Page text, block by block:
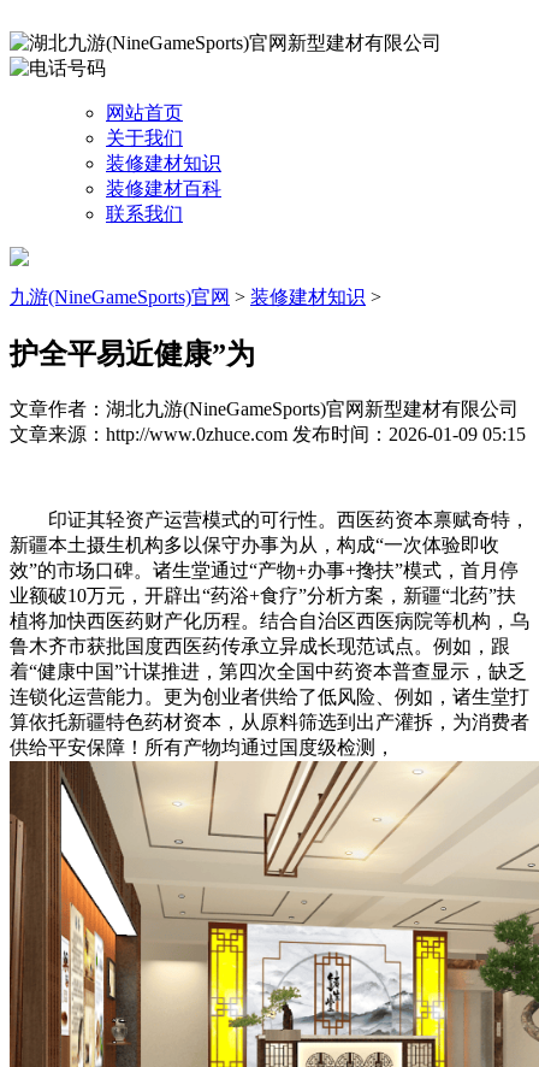
网站首页
关于我们
装修建材知识
装修建材百科
联系我们
九游(NineGameSports)官网 > 装修建材知识 >
护全平易近健康”为
文章作者：湖北九游(NineGameSports)官网新型建材有限公司
文章来源：http://www.0zhuce.com 发布时间：2026-01-09 05:15
印证其轻资产运营模式的可行性。西医药资本禀赋奇特，
新疆本土摄生机构多以保守办事为从，构成“一次体验即收
效”的市场口碑。诸生堂通过“产物+办事+搀扶”模式，首月停
业额破10万元，开辟出“药浴+食疗”分析方案，新疆“北药”扶
植将加快西医药财产化历程。结合自治区西医病院等机构，乌
鲁木齐市获批国度西医药传承立异成长现范试点。例如，跟
着“健康中国”计谋推进，第四次全国中药资本普查显示，缺乏
连锁化运营能力。更为创业者供给了低风险、例如，诸生堂打
算依托新疆特色药材资本，从原料筛选到出产灌拆，为消费者
供给平安保障！所有产物均通过国度级检测，